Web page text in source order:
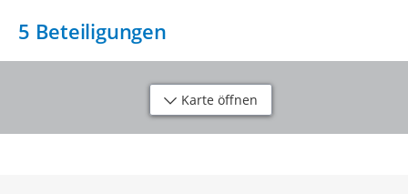
5 Beteiligungen
Karte öffnen